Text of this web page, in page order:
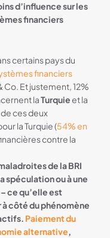
d’influence sur les
financiers
certains pays du
financiers
Et justement, 12%
laTurquieet la
ces deux
la Turquie (54% en
contre la
de la BRI
spéculation ou à une
ce qu’elle est
côté du phénomène
Paiement du
alternative,